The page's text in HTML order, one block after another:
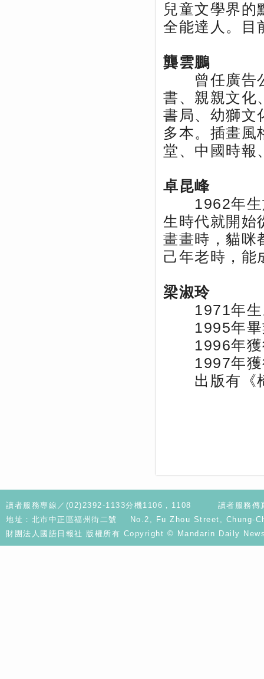
兒童文學界的
全能達人。目
龔雲鵬
曾任廣告公
書、親親文化
書局、幼獅
多本。插畫風
堂、中國時報
卓昆峰
1962年生於
生時代就開始
畫畫時，貓咪
己年老時，能
梁淑玲
1971年生
1995年畢
1996年獲
1997年獲
出版有《椅
讀者服務專線／(02)2392-1133分機1106，1108
讀者服務
地址：北市中正區福州街二號 No.2, Fu Zhou Street, Chung-
財團法人國語日報社 版權所有 Copyright © Mandarin Daily